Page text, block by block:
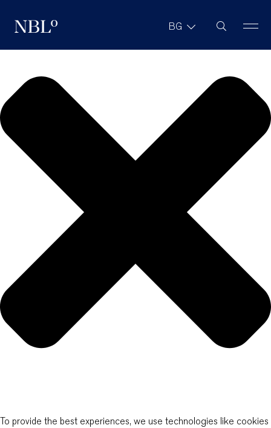
To provide the best experiences, we use technologies like cookies
New Balkans Law Office BG Търсене в